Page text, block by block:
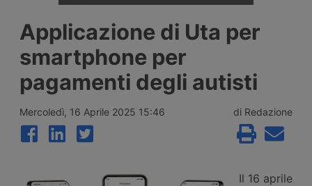
vita a una società paritetica che dal 1°
ottobre 2026 gestirà la distribuzione
ufficiale del marchio Fuso in Italia,
nell’ambito della riorganizzazione europea
decisa da Mitsubishi Fuso Truck & Bus
Corporation dopo la nascita di Archion.
Applicazione di Uta per
smartphone per
pagamenti degli autisti
Mercoledì, 16 Aprile 2025 15:46 di Redazione
Il 16 aprile